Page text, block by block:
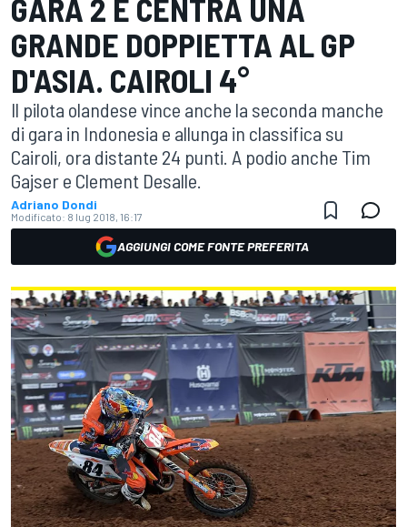
GARA 2 E CENTRA UNA
GRANDE DOPPIETTA AL GP
D'ASIA. CAIROLI 4°
Il pilota olandese vince anche la seconda manche
di gara in Indonesia e allunga in classifica su
Cairoli, ora distante 24 punti. A podio anche Tim
Gajser e Clement Desalle.
Adriano Dondi
Modificato: 8 lug 2018, 16:17
AGGIUNGI COME FONTE PREFERITA